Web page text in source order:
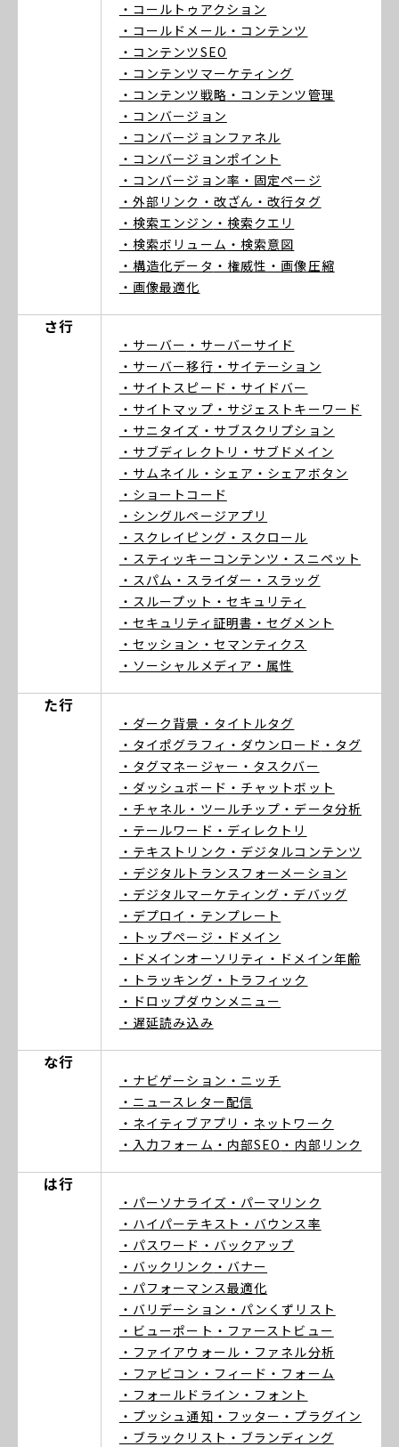
・コールトゥアクション
・コールドメール ・コンテンツ
・コンテンツSEO
・コンテンツマーケティング
・コンテンツ戦略 ・コンテンツ管理
・コンバージョン
・コンバージョンファネル
・コンバージョンポイント
・コンバージョン率 ・固定ページ
・外部リンク ・改ざん ・改行タグ
・検索エンジン ・検索クエリ
・検索ボリューム ・検索意図
・構造化データ ・権威性 ・画像圧縮
・画像最適化
さ行
・サーバー ・サーバーサイド
・サーバー移行 ・サイテーション
・サイトスピード ・サイドバー
・サイトマップ ・サジェストキーワード
・サニタイズ ・サブスクリプション
・サブディレクトリ ・サブドメイン
・サムネイル ・シェア ・シェアボタン
・ショートコード
・シングルページアプリ
・スクレイピング ・スクロール
・スティッキーコンテンツ ・スニペット
・スパム ・スライダー ・スラッグ
・スループット ・セキュリティ
・セキュリティ証明書 ・セグメント
・セッション ・セマンティクス
・ソーシャルメディア ・属性
た行
・ダーク背景 ・タイトルタグ
・タイポグラフィ ・ダウンロード ・タグ
・タグマネージャー ・タスクバー
・ダッシュボード ・チャットボット
・チャネル ・ツールチップ ・データ分析
・テールワード ・ディレクトリ
・テキストリンク ・デジタルコンテンツ
・デジタルトランスフォーメーション
・デジタルマーケティング ・デバッグ
・デプロイ ・テンプレート
・トップページ ・ドメイン
・ドメインオーソリティ ・ドメイン年齢
・トラッキング ・トラフィック
・ドロップダウンメニュー
・遅延読み込み
な行
・ナビゲーション ・ニッチ
・ニュースレター配信
・ネイティブアプリ ・ネットワーク
・入力フォーム ・内部SEO ・内部リンク
は行
・パーソナライズ ・パーマリンク
・ハイパーテキスト ・バウンス率
・パスワード ・バックアップ
・バックリンク ・バナー
・パフォーマンス最適化
・バリデーション ・パンくずリスト
・ビューポート ・ファーストビュー
・ファイアウォール ・ファネル分析
・ファビコン ・フィード ・フォーム
・フォールドライン ・フォント
・プッシュ通知 ・フッター ・プラグイン
・ブラックリスト ・ブランディング